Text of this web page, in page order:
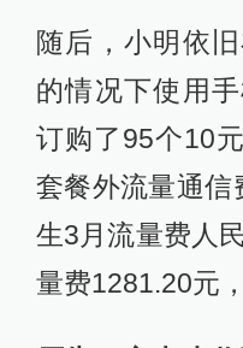
随后，小明依
的情况下使用
订购了95个10
套餐外流量通信
生3月流量费人
量费1281.20元